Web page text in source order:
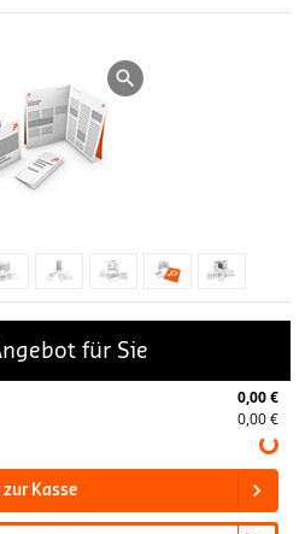
für Sie
0,00 €
0,00 €
zur Kasse